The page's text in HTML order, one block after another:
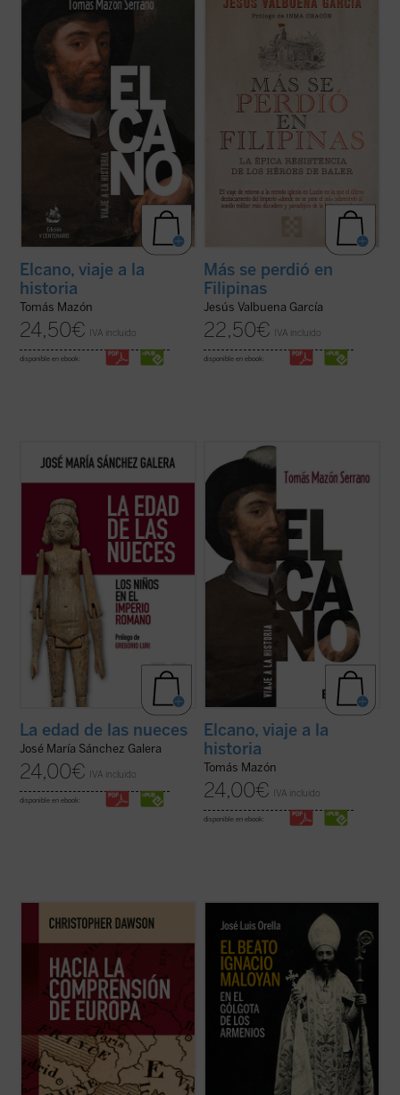
viaje a la historia, el lector encontrará
mucha más información y documentación
sobre Elcano y los suyos, a través de
crónicas, relaciones y otros legajos
Elcano, viaje a la
historia
Tomás Mazón
24,50€ IVA incluido
disponible en ebook:
la isla de Luzón en la que el último
destacamento del Imperio español
sobrevivió al asedio militar más duradero y
paradójico de la Historia moderna. El libro
recoge documentos inéditos y ...(ver ficha)
Más se perdió en
Filipinas
Jesús Valbuena García
22,50€ IVA incluido
disponible en ebook:
El autor nos da a conocer, a través de la
literatura, el arte y la arqueología, lo
tiempo. Describe cómo eran sus juguetes,
qué significaba su nacimiento, a ...(ver
La edad de las nueces
José María Sánchez Galera
24,00€ IVA incluido
disponible en ebook:
Elcano, viaje a la historia
acerca al lector, profano o experto, las
voces de Elcano y los suyos, que nos llegan
a través de crónicas, relaciones y otros
legajos escritos hace quinientos años, para
contar una travesía ...
Elcano, viaje a la
historia
Tomás Mazón
24,00€ IVA incluido
disponible en ebook:
En tiempos de fuertes rechazos y dudas
sobre la validez del proyecto europeo y,
comprensión de Europa
resulta un texto
tan iluminador como cuando se publicó por
(ver ficha)
El beato Ignacio Maloyan, arzobispo de
Mardin (Turquía), martirizado en 1915, es
uno de los seis obispos armenios católicos
que fueron víctimas del genocidio armenio
en las primeras décadas del siglo XX. Este
libro descubre aquella hermosa y ...
(ver
ficha)